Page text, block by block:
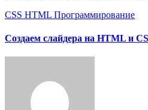
CSS HTML Программирование
Создаем слайдера на HTML и